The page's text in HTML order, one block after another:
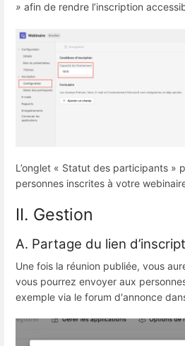
» afin de rendre l’inscription
L’onglet « Statut des participants »
personnes inscrites à votre
II. Gestion
A. Partage du lien
Une fois la réunion publiée, vous
vous pourrez envoyer aux
exemple via le forum d'annonce